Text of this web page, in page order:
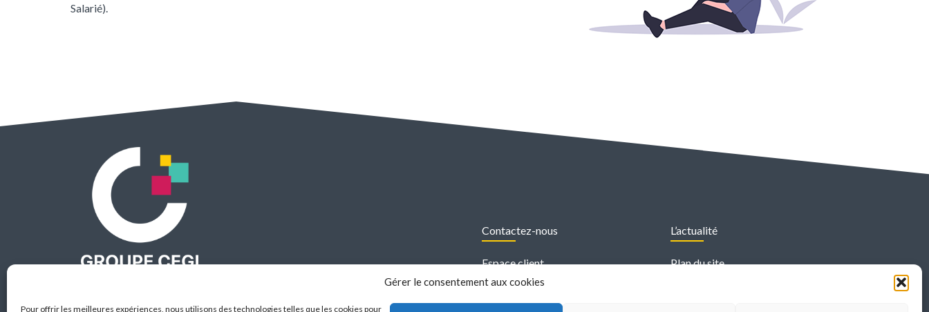
Gérer le consentement aux cookies
Pour offrir les meilleures expériences, nous utilisons des technologies telles que les cookies pour
Salarié).
Contactez-nous L’actualité
Espace client Plan du site